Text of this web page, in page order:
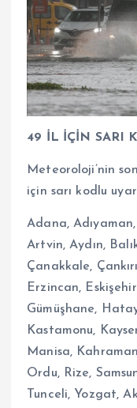
49 İL İÇİN SARI
Meteoroloji’nin
için sarı kodlu
Adana,
Artvin, Aydın,
Çanakkale,
Erzincan,
Gümüşhane,
Kastamonu,
Manisa,
Ordu, Rize,
Tunceli, Yozgat,